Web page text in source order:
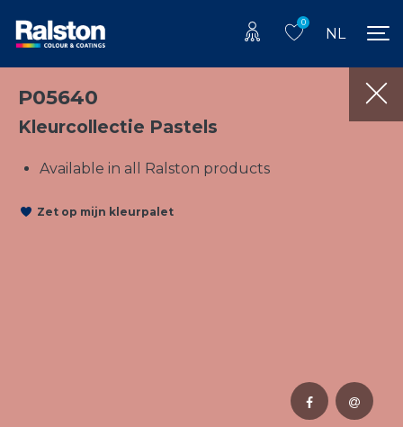
0
NL
P05640
Kleurcollectie Pastels
Available in all Ralston products
Zet op mijn kleurpalet